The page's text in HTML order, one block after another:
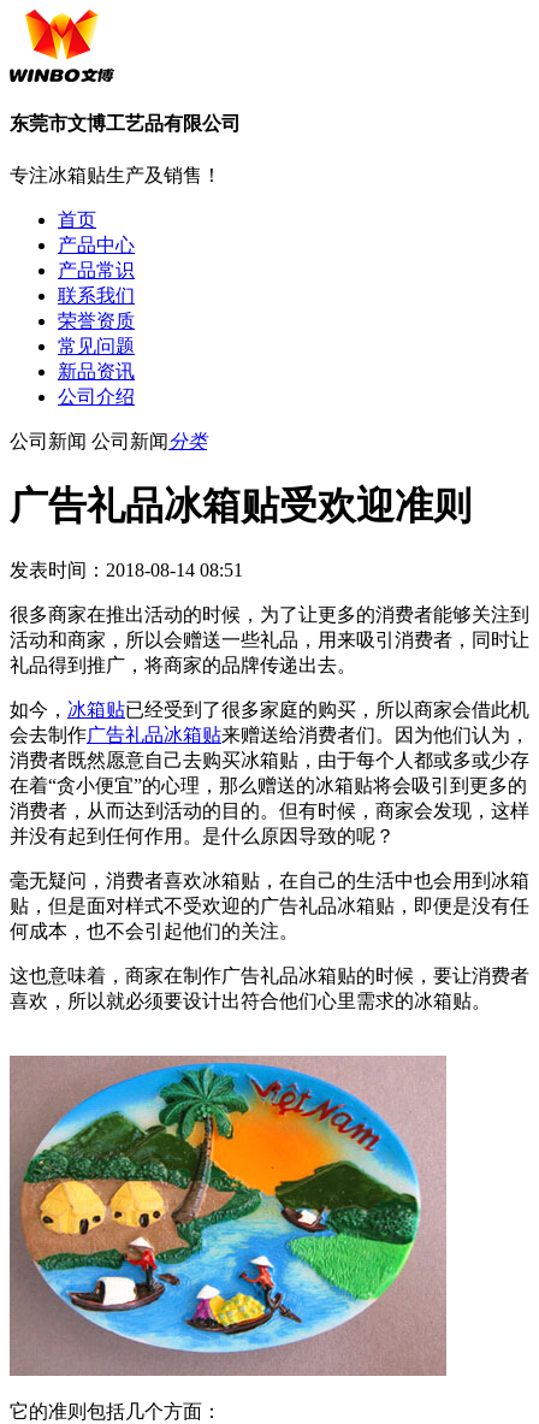
东莞市文博工艺品有限公司
专注冰箱贴生产及销售！
首页
产品中心
产品常识
联系我们
荣誉资质
常见问题
新品资讯
公司介绍
公司新闻 公司新闻分类
广告礼品冰箱贴受欢迎准则
发表时间：2018-08-14 08:51
很多商家在推出活动的时候，为了让更多的消费者能够关注到
活动和商家，所以会赠送一些礼品，用来吸引消费者，同时让
礼品得到推广，将商家的品牌传递出去。
如今， 冰箱贴已经受到了很多家庭的购买，所以商家会借此机
会去制作广告礼品冰箱贴来赠送给消费者们。因为他们认为，
消费者既然愿意自己去购买冰箱贴，由于每个人都或多或少存
在着“贪小便宜”的心理，那么赠送的冰箱贴将会吸引到更多的
消费者，从而达到活动的目的。但有时候，商家会发现，这样
并没有起到任何作用。是什么原因导致的呢？
毫无疑问，消费者喜欢冰箱贴，在自己的生活中也会用到冰箱
贴，但是面对样式不受欢迎的广告礼品冰箱贴，即便是没有任
何成本，也不会引起他们的关注。
这也意味着，商家在制作广告礼品冰箱贴的时候，要让消费者
喜欢，所以就必须要设计出符合他们心里需求的冰箱贴。
它的准则包括几个方面：